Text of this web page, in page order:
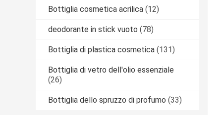
Bottiglia cosmetica acrilica (12)
deodorante in stick vuoto (78)
Bottiglia di plastica cosmetica (131)
Bottiglia di vetro dell'olio essenziale
(26)
Bottiglia dello spruzzo di profumo (33)